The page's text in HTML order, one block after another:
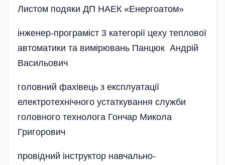
Листом подяки ДП НАЕК «Енергоатом»
інженер-програміст 3 категорії цеху теплової
автоматики та вимірювань Панцюк Андрій
Васильович
головний фахівець з експлуатації
електротехнічного устаткування служби
головного технолога Гончар Микола
Григорович
провідний інструктор навчально-